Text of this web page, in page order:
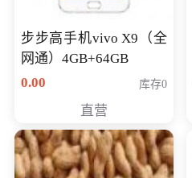
步步高手机vivo X9（全
网通）4GB+64GB
0.00
库存0
直营